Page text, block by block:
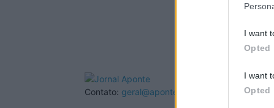
I want
Opted
I want
Opted
Contato: geral@aponte.pt